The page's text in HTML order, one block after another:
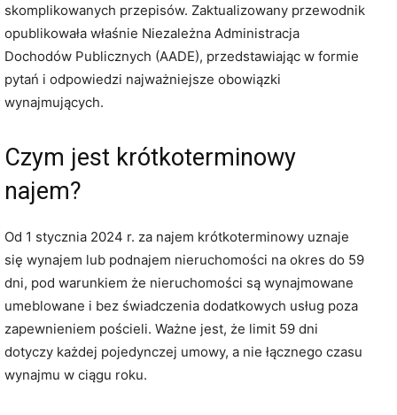
skomplikowanych przepisów. Zaktualizowany przewodnik
opublikowała właśnie Niezależna Administracja
Dochodów Publicznych (AADE), przedstawiając w formie
pytań i odpowiedzi najważniejsze obowiązki
wynajmujących.
Czym jest krótkoterminowy
najem?
Od 1 stycznia 2024 r. za najem krótkoterminowy uznaje
się wynajem lub podnajem nieruchomości na okres do 59
dni, pod warunkiem że nieruchomości są wynajmowane
umeblowane i bez świadczenia dodatkowych usług poza
zapewnieniem pościeli. Ważne jest, że limit 59 dni
dotyczy każdej pojedynczej umowy, a nie łącznego czasu
wynajmu w ciągu roku.